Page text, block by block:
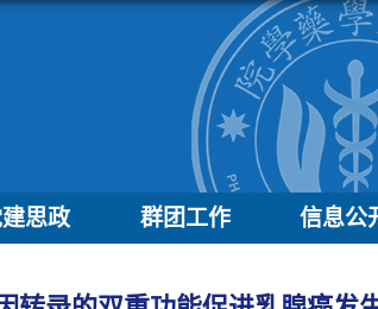
思政 群团工作 信息公